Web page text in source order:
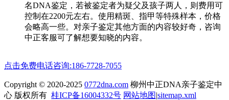
名DNA鉴定，若被鉴定者为疑父及孩子两人，则费用可
控制在2200元左右。使用精斑、指甲等特殊样本，价格
会略高一些。对亲子鉴定其他方面的内容较好奇，咨询
中正客服可了解想要知晓的内容。
点击免费电话咨询:186-7728-7055
Copyright © 2020-2025 0772dna.com 柳州中正DNA亲子鉴定中
心 版权所有 桂ICP备16004332号 网站地图|sitemap.xml